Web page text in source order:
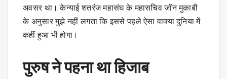
अवसर था। केन्याई शतरंज महासंघ के महासचिव जॉन मुकाबी
के अनुसार मुझे नहीं लगता कि इससे पहले ऐसा वाक्या दुनिया में
कहीं हुआ भी होगा।
पुरुष ने पहना था हिजाब